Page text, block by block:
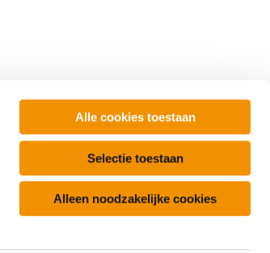
Alle cookies toestaan
Selectie toestaan
Alleen noodzakelijke cookies
Over ons
Contact